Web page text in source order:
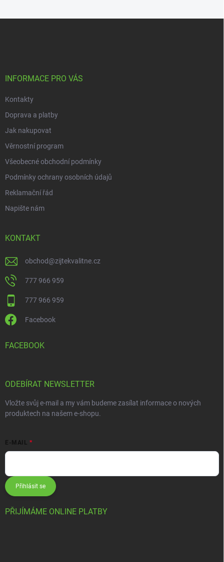
INFORMACE PRO VÁS
Kontakty
Doprava a platby
Jak nakupovat
Věrnostní program
Všeobecné obchodní podmínky
Podmínky ochrany osobních údajů
Reklamační řád
Napište nám
KONTAKT
obchod@zijtekvalitne.cz
777 966 959
777 966 959
Facebook
FACEBOOK
ODEBÍRAT NEWSLETTER
Vložte svůj e-mail a my vám budeme zasílat informace o nových
produktech na našem e-shopu.
E-MAIL
Přihlásit se
PŘIJÍMÁME ONLINE PLATBY